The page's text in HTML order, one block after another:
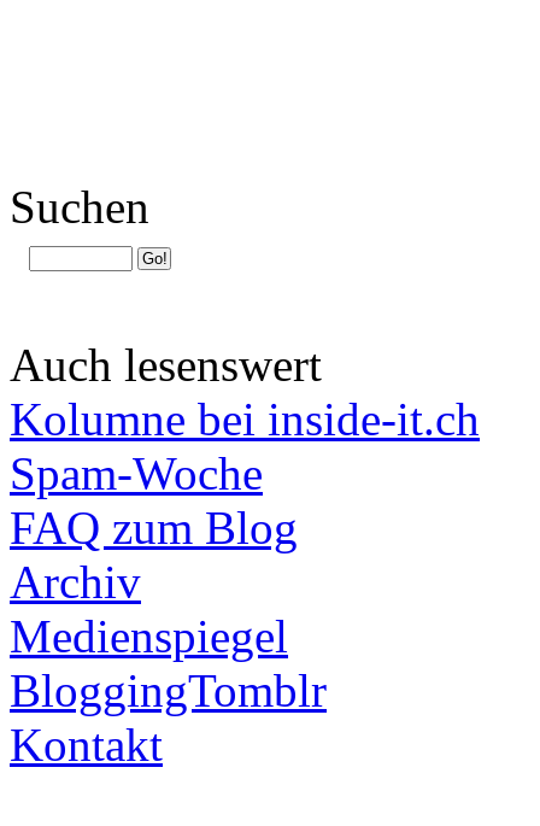
Suchen
Auch lesenswert
Kolumne bei inside-it.ch
Spam-Woche
FAQ zum Blog
Archiv
Medienspiegel
BloggingTomblr
Kontakt